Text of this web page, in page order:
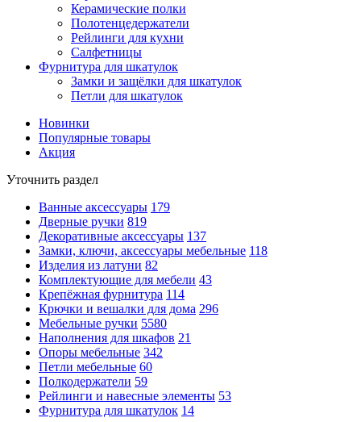
Керамические полки
Полотенцедержатели
Рейлинги для кухни
Салфетницы
Фурнитура для шкатулок
Замки и защёлки для шкатулок
Петли для шкатулок
Новинки
Популярные товары
Акция
Уточнить раздел
Ванные аксессуары 179
Дверные ручки 819
Декоративные аксессуары 137
Замки, ключи, аксессуары мебельные 118
Изделия из латуни 82
Комплектующие для мебели 43
Крепёжная фурнитура 114
Крючки и вешалки для дома 296
Мебельные ручки 5580
Наполнения для шкафов 21
Опоры мебельные 342
Петли мебельные 60
Полкодержатели 59
Рейлинги и навесные элементы 53
Фурнитура для шкатулок 14